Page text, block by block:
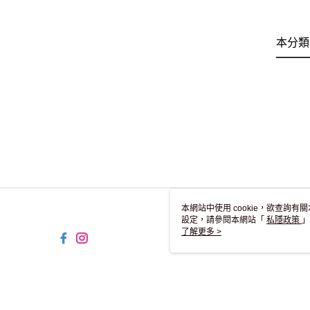
本分
本網站中使用 cookie，欲查詢有
設定，請參閱本網站「 私隱政策
用 cookie。
了解更多 >